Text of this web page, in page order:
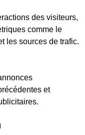
des visiteurs,
comme le
les sources de trafic.
et